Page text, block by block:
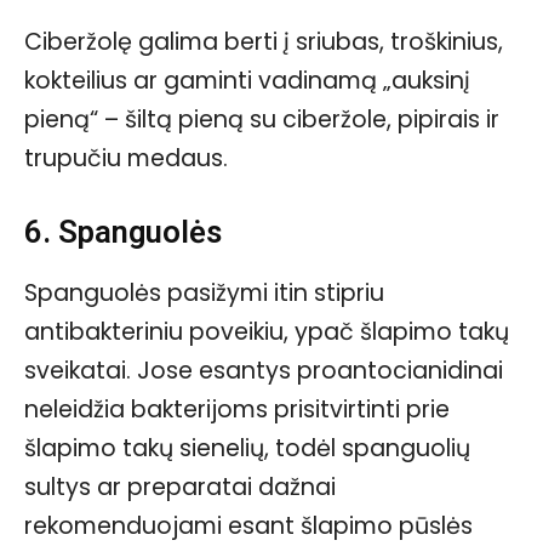
Ciberžolę galima berti į sriubas, troškinius,
kokteilius ar gaminti vadinamą „auksinį
pieną“ – šiltą pieną su ciberžole, pipirais ir
trupučiu medaus.
6. Spanguolės
Spanguolės pasižymi itin stipriu
antibakteriniu poveikiu, ypač šlapimo takų
sveikatai. Jose esantys proantocianidinai
neleidžia bakterijoms prisitvirtinti prie
šlapimo takų sienelių, todėl spanguolių
sultys ar preparatai dažnai
rekomenduojami esant šlapimo pūslės